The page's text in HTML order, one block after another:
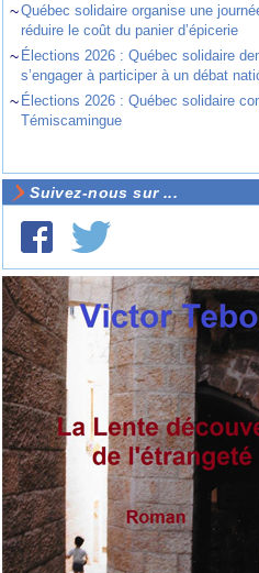
~Québec solidaire organise une
réduire le coût du panier d’épicerie
~ Élections 2026 : Québec solidaire
s’engager à participer à un débat
~ Élections 2026 : Québec solidaire
Témiscamingue
Suivez-nous sur ...